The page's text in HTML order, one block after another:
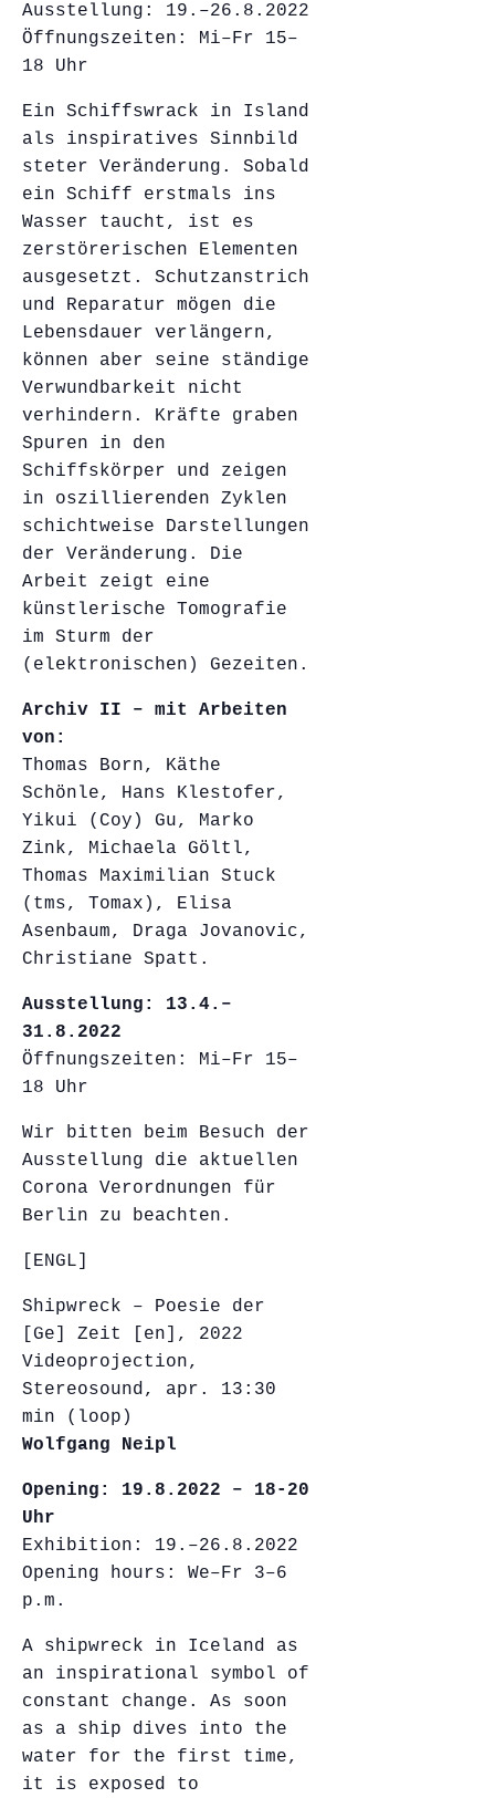
Ausstellung: 19.–26.8.2022
Öffnungszeiten: Mi–Fr 15–
18 Uhr
Ein Schiffswrack in Island
als inspiratives Sinnbild
steter Veränderung. Sobald
ein Schiff erstmals ins
Wasser taucht, ist es
zerstörerischen Elementen
ausgesetzt. Schutzanstrich
und Reparatur mögen die
Lebensdauer verlängern,
können aber seine ständige
Verwundbarkeit nicht
verhindern. Kräfte graben
Spuren in den
Schiffskörper und zeigen
in oszillierenden Zyklen
schichtweise Darstellungen
der Veränderung. Die
Arbeit zeigt eine
künstlerische Tomografie
im Sturm der
(elektronischen) Gezeiten.
Archiv II – mit Arbeiten
von:
Thomas Born, Käthe
Schönle, Hans Klestofer,
Yikui (Coy) Gu, Marko
Zink, Michaela Göltl,
Thomas Maximilian Stuck
(tms, Tomax), Elisa
Asenbaum, Draga Jovanovic,
Christiane Spatt.
Ausstellung: 13.4.–
31.8.2022
Öffnungszeiten: Mi–Fr 15–
18 Uhr
Wir bitten beim Besuch der
Ausstellung die aktuellen
Corona Verordnungen für
Berlin zu beachten.
[ENGL]
Shipwreck – Poesie der
[Ge] Zeit [en], 2022
Videoprojection,
Stereosound, apr. 13:30
min (loop)
Wolfgang Neipl
Opening: 19.8.2022 – 18-20
Uhr
Exhibition: 19.–26.8.2022
Opening hours: We–Fr 3–6
p.m.
A shipwreck in Iceland as
an inspirational symbol of
constant change. As soon
as a ship dives into the
water for the first time,
it is exposed to